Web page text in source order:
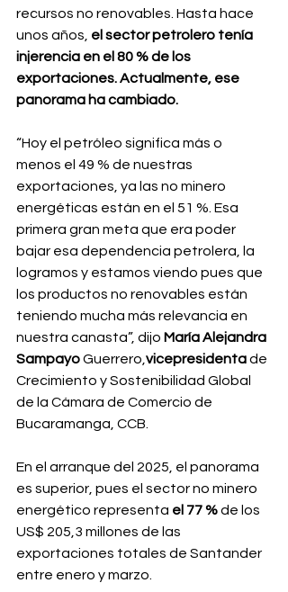
recursos no renovables. Hasta hace
unos años, el sector petrolero tenía
injerencia en el 80 % de los
exportaciones. Actualmente, ese
panorama ha cambiado.
“Hoy el petróleo significa más o
menos el 49 % de nuestras
exportaciones, ya las no minero
energéticas están en el 51 %. Esa
primera gran meta que era poder
bajar esa dependencia petrolera, la
logramos y estamos viendo pues que
los productos no renovables están
teniendo mucha más relevancia en
nuestra canasta”, dijo María Alejandra
Sampayo Guerrero, vicepresidenta de
Crecimiento y Sostenibilidad Global
de la Cámara de Comercio de
Bucaramanga, CCB.
En el arranque del 2025, el panorama
es superior, pues el sector no minero
energético representa el 77 % de los
US$ 205,3 millones de las
exportaciones totales de Santander
entre enero y marzo.